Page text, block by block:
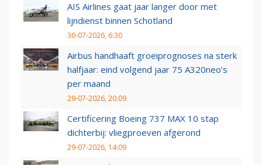
AIS Airlines gaat jaar langer door met
lijndienst binnen Schotland
30-07-2026, 6:30
Airbus handhaaft groeiprognoses na sterk
halfjaar: eind volgend jaar 75 A320neo’s
per maand
29-07-2026, 20:09
Certificering Boeing 737 MAX 10 stap
dichterbij: vliegproeven afgerond
29-07-2026, 14:09